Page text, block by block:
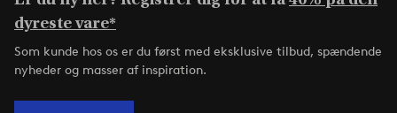
dyreste vare*
Som kunde hos os er du først med eksklusive tilbud, spændende
nyheder og masser af inspiration.